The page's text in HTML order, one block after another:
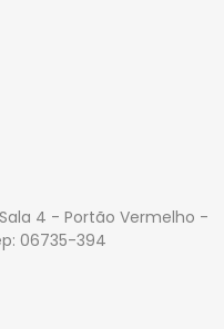
4 - Portão Vermelho -
06735-394